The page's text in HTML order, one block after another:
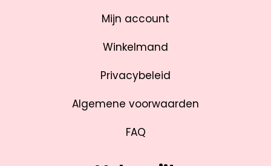
Mijn account
Winkelmand
Privacybeleid
Algemene voorwaarden
FAQ